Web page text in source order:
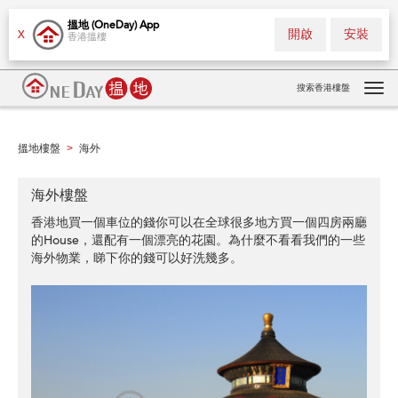
X
搵地 (OneDay) App
香港搵樓 安裝
開啟
搜索香港樓盤
搵地樓盤 > 海外
海外樓盤
香港地買一個車位的錢你可以在全球很多地方買一個四房兩廳
的House，還配有一個漂亮的花園。為什麼不看看我們的一些
海外物業，睇下你的錢可以好洗幾多。